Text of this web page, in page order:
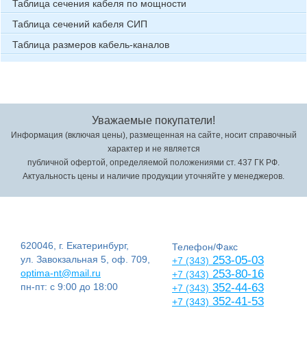
Таблица сечения кабеля по мощности
Таблица сечений кабеля СИП
Таблица размеров кабель-каналов
Уважаемые покупатели!
Информация (включая цены), размещенная на сайте, носит справочный
характер и не является
публичной офертой, определяемой положениями ст. 437 ГК РФ.
Актуальность цены и наличие продукции уточняйте у менеджеров.
620046, г. Екатеринбург,
ул. Завокзальная 5, оф. 709,
optima-nt@mail.ru
пн-пт: с 9:00 до 18:00
Телефон/Факс
+7 (343) 253-05-03
+7 (343) 253-80-16
+7 (343) 352-44-63
+7 (343) 352-41-53